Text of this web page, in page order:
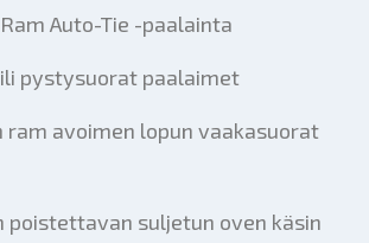
Auto-Tie -paalainta
pystysuorat paalaimet
ram avoimen lopun vaakasuorat
poistettavan suljetun oven käsin